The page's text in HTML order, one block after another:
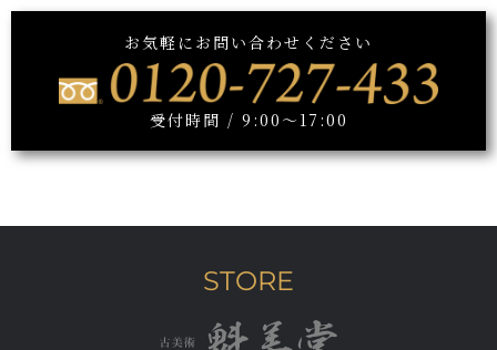
お気軽にお問い合わせください
受付時間 / 9:00～17:00
STORE